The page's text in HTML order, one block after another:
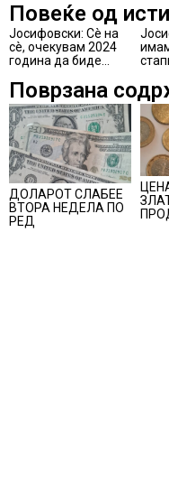
Повеќе од
Јосифовски: Сè на
сè, очекувам 2024
година да биде
година за
македонската
економија и за
граѓаните на
Република Северна
Македонија
Поврзана
ДОЛАРОТ СЛАБЕЕ
ВТОРА НЕДЕЛА ПО
РЕД